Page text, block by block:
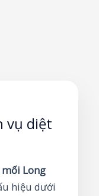
vụ diệt
Long
hiệu dưới